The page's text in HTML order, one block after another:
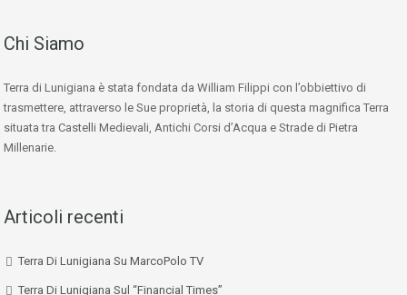
Chi Siamo
Terra di Lunigiana è stata fondata da William Filippi con l’obbiettivo di
trasmettere, attraverso le Sue proprietà, la storia di questa magnifica Terra
situata tra Castelli Medievali, Antichi Corsi d’Acqua e Strade di Pietra
Millenarie.
Articoli recenti
Terra Di Lunigiana Su MarcoPolo TV
Terra Di Lunigiana Sul “Financial Times”